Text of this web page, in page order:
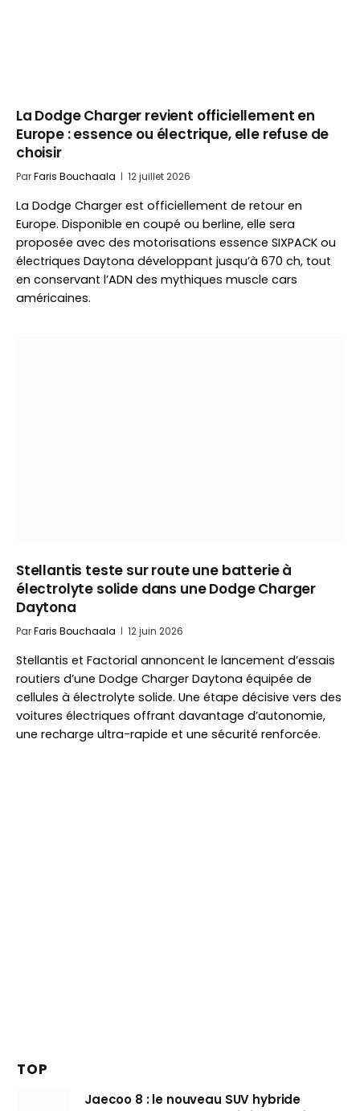
La Dodge Charger revient officiellement en
Europe : essence ou électrique, elle refuse de
choisir
ParFaris Bouchaala 12 juillet 2026
La Dodge Charger est officiellement de retour en
Europe. Disponible en coupé ou berline, elle sera
proposée avec des motorisations essence SIXPACK ou
électriques Daytona développant jusqu’à 670 ch, tout
en conservant l’ADN des mythiques muscle cars
américaines.
Stellantis teste sur route une batterie à
électrolyte solide dans une Dodge Charger
Daytona
ParFaris Bouchaala 12 juin 2026
Stellantis et Factorial annoncent le lancement d’essais
routiers d’une Dodge Charger Daytona équipée de
cellules à électrolyte solide. Une étape décisive vers des
voitures électriques offrant davantage d’autonomie,
une recharge ultra-rapide et une sécurité renforcée.
TOP
Jaecoo 8 : le nouveau SUV hybride